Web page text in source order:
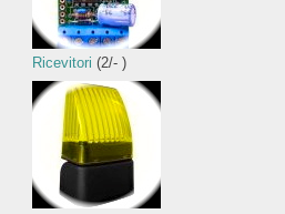
Ricevitori (2/- )